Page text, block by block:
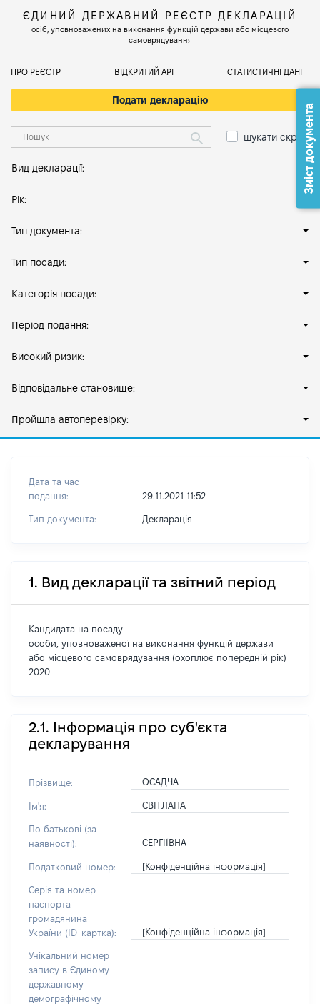
ЄДИНИЙ ДЕРЖАВНИЙ РЕЄСТР ДЕКЛАРАЦІЙ
осіб, уповноважених на виконання функцій держави або місцевого
самоврядування
ПРО РЕЄСТР ВІДКРИТИЙ АРІ СТАТИСТИЧНІ ДАНІ
Подати декларацію
шукати скрізь
Вид декларації:
Рік:
Тип документа:
Тип посади:
Категорія посади:
Період подання:
Високий ризик:
Відповідальне становище:
Пройшла автоперевірку:
Дата та час
подання:
29.11.2021 11:52
Тип документа: Декларація
1. Вид декларації та звітний період
Кандидата на посаду
особи, уповноваженої на виконання функцій держави
або місцевого самоврядування (охоплює попередній рік)
2020
2.1. Інформація про суб'єкта
декларування
Прізвище: ОСАДЧА
Ім'я: СВІТЛАНА
По батькові (за
наявності):
СЕРГІЇВНА
Податковий номер: [Конфіденційна інформація]
Серія та номер
паспорта
громадянина
України (ID-картка):
[Конфіденційна інформація]
Унікальний номер
запису в Єдиному
державному
демографічному
Зміст документа